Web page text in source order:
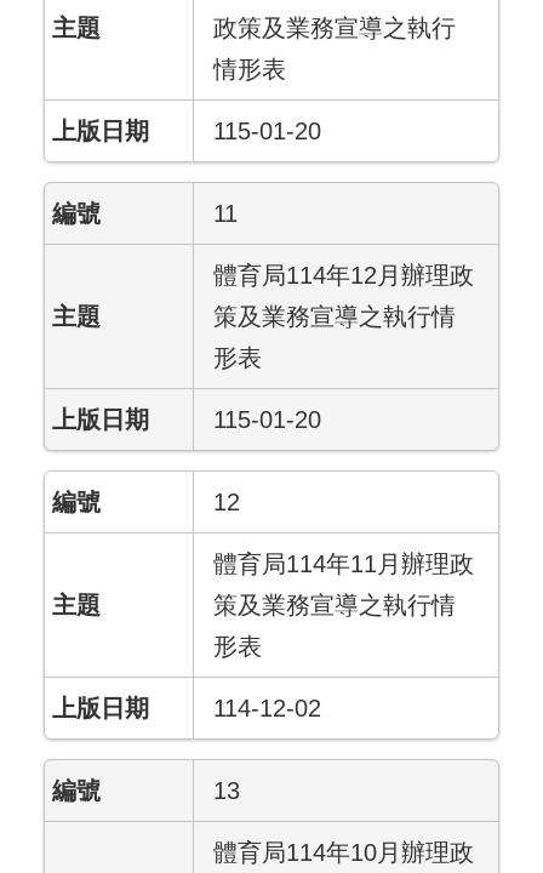
政策及業務宣導之執行
情形表
115-01-20
11
體育局114年12月辦理政
策及業務宣導之執行情
形表
115-01-20
12
體育局114年11月辦理政
策及業務宣導之執行情
形表
114-12-02
13
體育局114年10月辦理政